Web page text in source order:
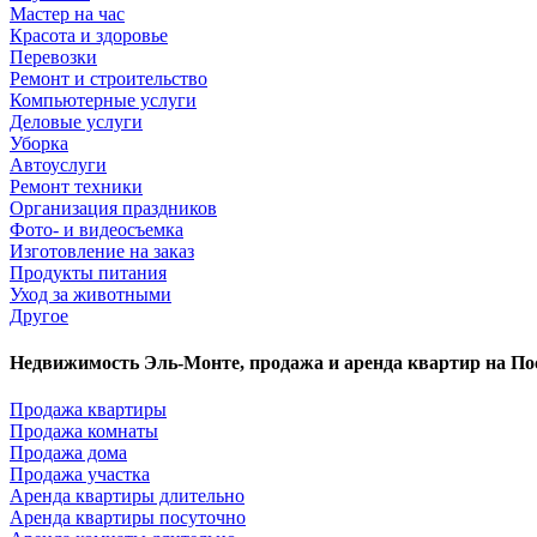
Мастер на час
Красота и здоровье
Перевозки
Ремонт и строительство
Компьютерные услуги
Деловые услуги
Уборка
Автоуслуги
Ремонт техники
Организация праздников
Фото- и видеосъемка
Изготовление на заказ
Продукты питания
Уход за животными
Другое
Недвижимость Эль-Монте, продажа и аренда квартир на
Продажа квартиры
Продажа комнаты
Продажа дома
Продажа участка
Аренда квартиры длительно
Аренда квартиры посуточно